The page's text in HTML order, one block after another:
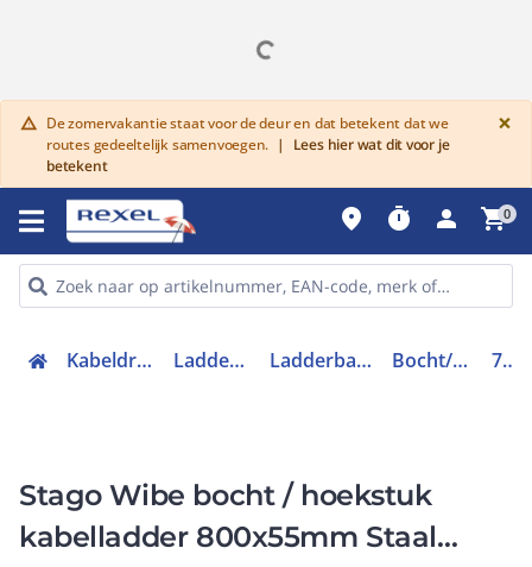
warning De zomervakantie staat voor de deur en dat betekent dat we
routes gedeeltelijk samenvoegen. |
Lees hier wat dit voor je
betekent
×
place timer person shopping_cart0
Kabeldraagsystemen en goten Ladderbaansystemen staal Ladderbaansystemen hulpstukken Bocht/hoekstuk kabelladder 721964
Stago Wibe bocht / hoekstuk
kabelladder 800x55mm Staal